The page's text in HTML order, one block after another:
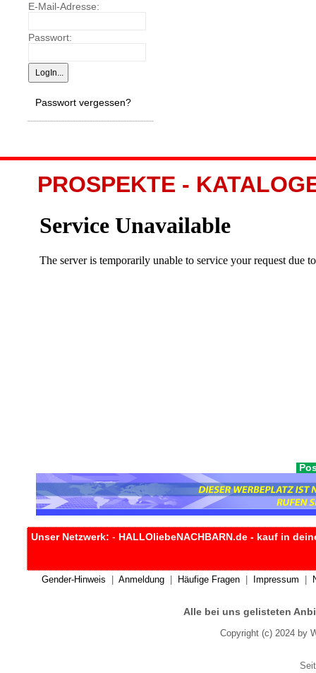
E-Mail-Adresse:
Passwort:
Passwort vergessen?
PROSPEKTE -
Unser Netzwerk: - HALLOliebeNACHBARN.de - kauf in
Gender-Hinweis Anmeldung| Häufige Fragen| Impressum
Alle bei uns gelisteten
Copyright (c) 2024 by